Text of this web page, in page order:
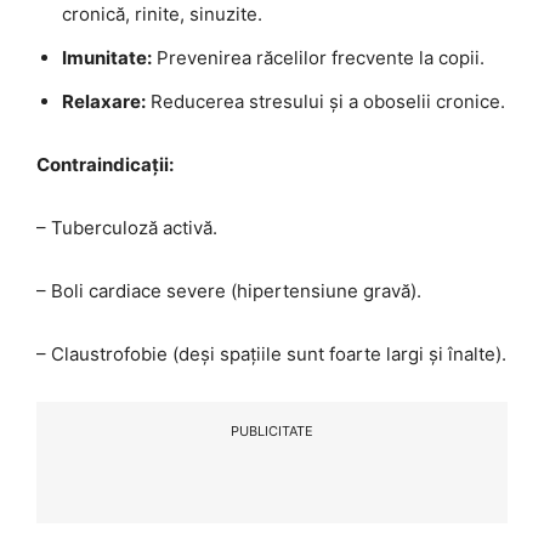
cronică, rinite, sinuzite.
Imunitate: Prevenirea răcelilor frecvente la copii.
Relaxare: Reducerea stresului și a oboselii cronice.
Contraindicații:
– Tuberculoză activă.
– Boli cardiace severe (hipertensiune gravă).
– Claustrofobie (deși spațiile sunt foarte largi și înalte).
PUBLICITATE